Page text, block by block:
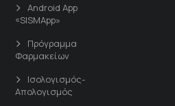
Android App
«SISMApp»
Πρόγραμμα
Φαρμακείων
Ισολογισμός-
Απολογισμός